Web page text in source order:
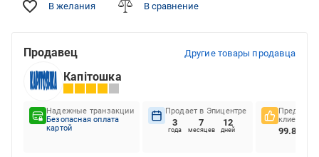
В желания В сравнение
Продавец Другие товары продавца
Капітошка
Надежные транзакции
Безопасная оплата
картой
Продает в Эпицентре
3
года
7
месяцев
12
дней
клиентов
99.82%